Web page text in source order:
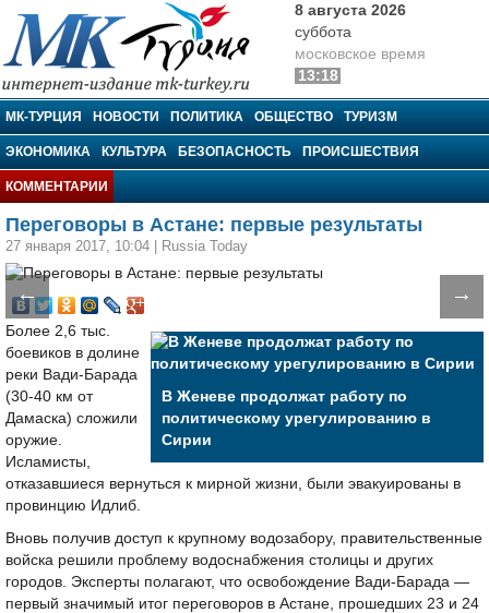
МК-Турция
8 августа 2026
суббота
московское время
13:18
МК-ТУРЦИЯ НОВОСТИ ПОЛИТИКА ОБЩЕСТВО ТУРИЗМ
ЭКОНОМИКА КУЛЬТУРА БЕЗОПАСНОСТЬ ПРОИСШЕСТВИЯ
КОММЕНТАРИИ
Переговоры в Астане: первые результаты
27 января 2017, 10:04 Russia Today
← →
В Женеве продолжат работу по
политическому урегулированию в
Сирии
Более 2,6 тыс.
боевиков в долине
реки Вади-Барада
(30-40 км от
Дамаска) сложили
оружие.
Исламисты,
отказавшиеся вернуться к мирной жизни, были эвакуированы в
провинцию Идлиб.
Вновь получив доступ к крупному водозабору, правительственные
войска решили проблему водоснабжения столицы и других
городов. Эксперты полагают, что освобождение Вади-Барада —
первый значимый итог переговоров в Астане, прошедших 23 и 24